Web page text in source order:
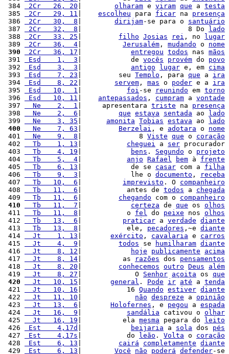
384
2Cr   26, 20 olharam e viram que a testa
385
2Cr   29, 11 escolheu para ficar na presença
386
2Cr   30,  8 dirijam-se para o santuário
387
2Cr   32,  8 |                          8 Do
lado
388
2Cr   33, 25 filho Josias rei , no
lugar
389
2Cr   36,  4 Jerusalém , mudando o nome
390
2Cr   36, 17 entregou todos nas mãos
391
Esd    1,  3 |            de vocês provém do povo
392
Esd    3,  3 antigo lugar e, em cima
393
Esd    7, 23 |         seu Templo , para que a ira
394
Esd    8, 22 servem , mas o poder e a ira
395
Esd   10,  1 foi -se reunindo em torno
396
Esd   10, 11 antepassados , cumpram a vontade
397
  Ne    2,  1
|     apresentara triste na presença
398
  Ne    2,  6
que estava sentada ao
lado
399
  Ne    3, 35
amonita Tobias estava ao
lado
400
  Ne    7, 63
Berzelai , e adotara o nome
401
  Ne    9,  8
|              8 Viste que o coração
402
  Tb    1, 13
cheguei a ser procurador
403
  Tb    4, 19
bens . Segundo o projeto
404
  Tb    5,  4
anjo Rafael bem à frente
405
  Tb    6, 13
|            de se casar com a filha
406
  Tb    9,  3
|            lhe o documento ,
receba
407
  Tb   10,  6
imprevisto . O companheiro
408
  Tb   11,  6
|           antes de todos a chegada
409
  Tb   11,  6
chegando com o companheiro
410
  Tb   11,  7
certeza de que os olhos
411
  Tb   11,  8
|           o fel do peixe nos olhos
412
  Tb   13,  6
praticar a verdade diante
413
  Tb   13,  8
|           ele, pecadores ,~e diante
414
  Jt    1, 13
exército , cavalaria e carros
415
  Jt    4,  9
todos se humilharam diante
416
  Jt    8, 12
hoje publicamente
acima
417
  Jt    8, 14
|          as razões dos pensamentos
418
  Jt    8, 20
conhecemos outro Deus
além
419
  Jt    8, 27
|             O Senhor açoita os que
420
  Jt   10, 15
general . Pode ir até a tenda
421
  Jt   10, 16
|           16 Quando estiver diante
422
  Jt   11, 10
não despreze a opinião
423
  Jt   13,  6
Holofernes , e pegou a espada
424
  Jt   16,  9
sandália cativou o olhar
425
  Jt   16, 19
|          ela mesma pegara do
leito
426
Est    4,17d beijaria a sola dos pés
427
Est    4,17s |           do leão . Volta o coração
428
Est    6, 13 cairá completamente diante
429
Est    6, 13 Você não poderá defender-se